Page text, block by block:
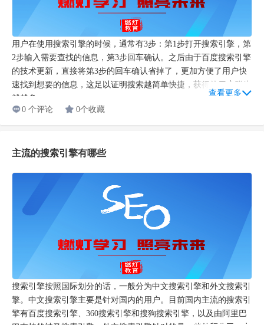
用户在使用搜索引擎的时候，通常有3步：第1步打开搜索引擎，第
2步输入需要查找的信息，第3步回车确认。之后由于百度搜索引擎
的技术更新，直接将第3步的回车确认省掉了，更加方便了用户快
速找到想要的信息，这足以证明搜索越简单快捷，获得的用户群体
就越多。...
查看更多
0 个评论
0个收藏
主流的搜索引擎有哪些
搜索引擎按照国际划分的话，一般分为中文搜索引擎和外文搜索引
擎。中文搜索引擎主要是针对国内的用户。目前国内主流的搜索引
擎有百度搜索引擎、360搜索引擎和搜狗搜索引擎，以及由阿里巴